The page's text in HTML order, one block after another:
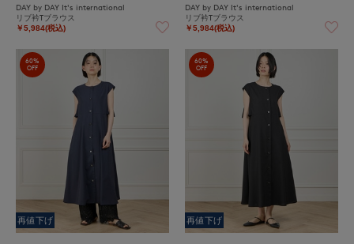
DAY by DAY It's international
リブ衿Tブラウス
￥5,984(税込)
DAY by DAY It's international
リブ衿Tブラウス
￥5,984(税込)
60%
OFF
再値下げ
60%
OFF
再値下げ